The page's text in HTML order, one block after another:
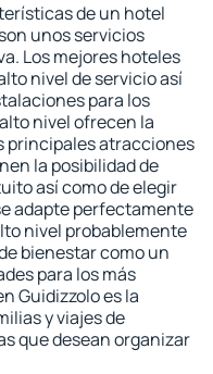
de un hotel
unos servicios
Los mejores hoteles
nivel de servicio así
para los
nivel ofrecen la
principales atracciones
la posibilidad de
así como de elegir
adapte perfectamente
nivel probablemente
bienestar como un
para los más
Guidizzolo es la
y viajes de
que desean organizar